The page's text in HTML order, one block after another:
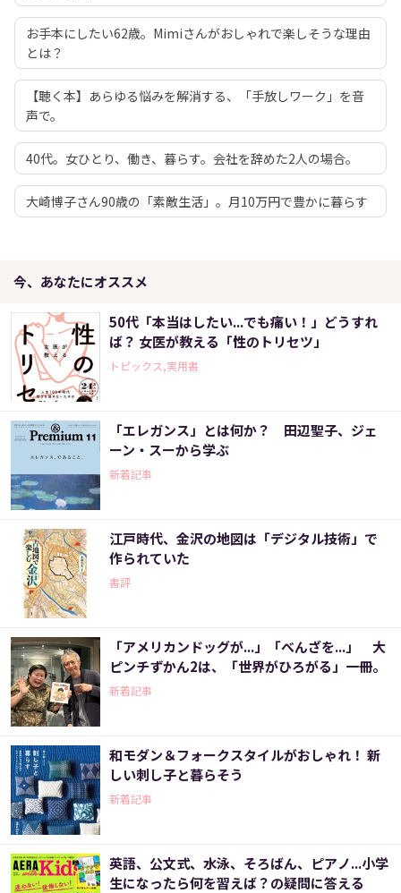
お手本にしたい62歳。Mimiさんがおしゃれで楽しそうな理由
とは？
【聴く本】あらゆる悩みを解消する、「手放しワーク」を音
声で。
40代。女ひとり、働き、暮らす。会社を辞めた2人の場合。
大崎博子さん90歳の「素敵生活」。月10万円で豊かに暮らす
今、あなたにオススメ
50代「本当はしたい...でも痛い！」どうすれ
ば？ 女医が教える「性のトリセツ」
トピックス,実用書
「エレガンス」とは何か？ 田辺聖子、ジェ
ーン・スーから学ぶ
新着記事
江戸時代、金沢の地図は「デジタル技術」で
作られていた
書評
「アメリカンドッグが...」「べんざを...」 大
ピンチずかん2は、「世界がひろがる」一冊。
新着記事
和モダン＆フォークスタイルがおしゃれ！ 新
しい刺し子と暮らそう
新着記事
英語、公文式、水泳、そろばん、ピアノ...小学
生になったら何を習えば？の疑問に答える